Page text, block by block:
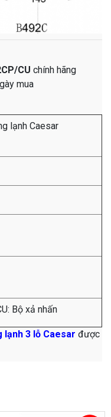
CU chính hãng
mua
lạnh Caesar
Bộ xả nhấn
lạnh 3 lỗ Caesar được